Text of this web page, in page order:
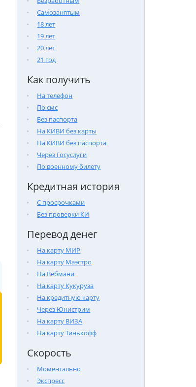
Самозанятым
18 лет
19 лет
20 лет
21 год
Как получить
На телефон
По смс
Без паспорта
На КИВИ без карты
На КИВИ без паспорта
Через Госуслуги
По военному билету
Кредитная история
С просрочками
Без проверки КИ
Перевод денег
На карту МИР
На карту Маэстро
На Вебмани
На карту Кукуруза
На кредитную карту
Через Юнистрим
На карту ВИЗА
На карту Тинькофф
Скорость
Моментально
Экспресс